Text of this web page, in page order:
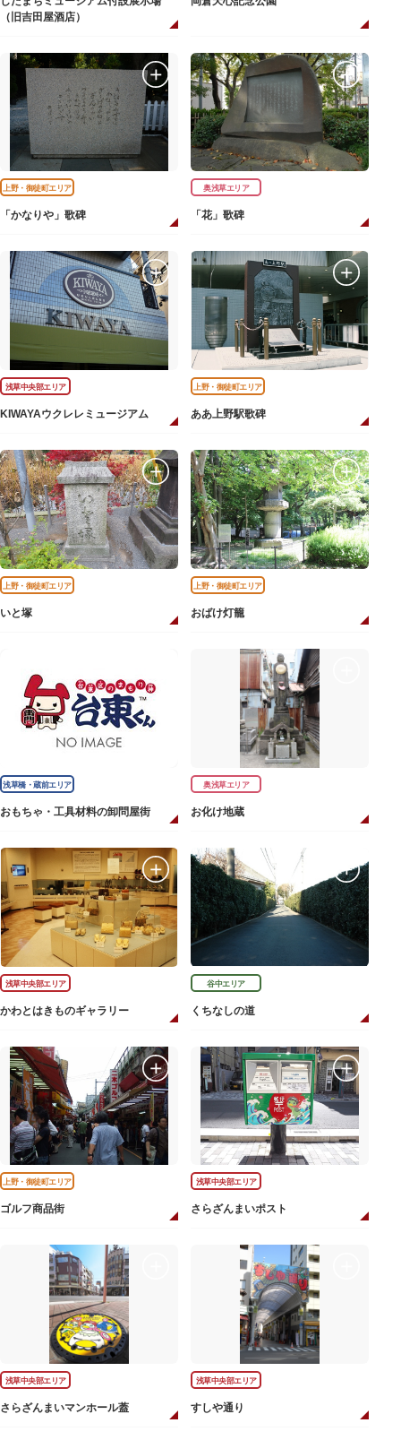
（旧吉田屋酒店）
上野・御徒町エリア
「かなりや」歌碑
奥浅草エリア
「花」歌碑
浅草中央部エリア
KIWAYAウクレレミュージアム
上野・御徒町エリア
ああ上野駅歌碑
上野・御徒町エリア
いと塚
上野・御徒町エリア
おばけ灯籠
浅草橋・蔵前エリア
おもちゃ・工具材料の卸問屋街
奥浅草エリア
お化け地蔵
浅草中央部エリア
かわとはきものギャラリー
谷中エリア
くちなしの道
上野・御徒町エリア
ゴルフ商品街
浅草中央部エリア
さらざんまいポスト
浅草中央部エリア
さらざんまいマンホール蓋
浅草中央部エリア
すしや通り